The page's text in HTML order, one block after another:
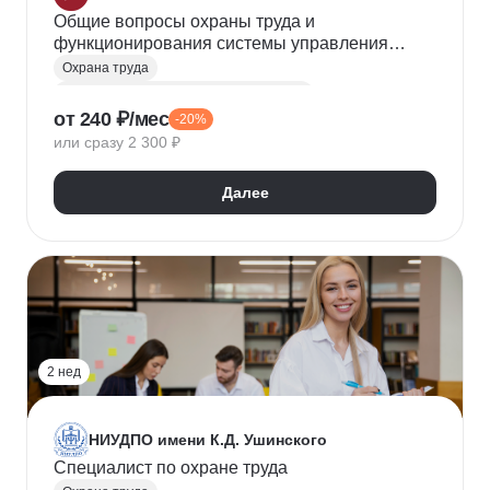
Общие вопросы охраны труда и
функционирования системы управления
охраной труда
Охрана труда
Управление качеством
от 240 ₽/мес -20%
или сразу 2 300 ₽
Далее
2 нед
НИУДПО имени К.Д. Ушинского
Специалист по охране труда